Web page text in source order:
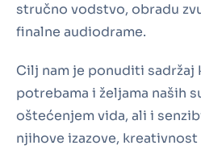
stručno vodstvo, obradu
finalne audiodrame.
Cilj nam je ponuditi sadržaj
potrebama i željama naših
oštećenjem vida, ali i
njihove izazove,